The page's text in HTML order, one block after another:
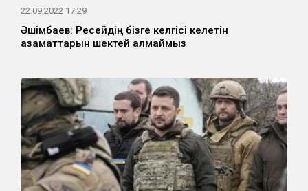
22.09.2022 17:29
Әшімбаев: Ресейдің бізге келгісі келетін
азаматтарын шектей алмаймыз